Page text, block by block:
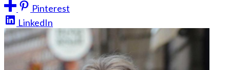
Pinterest
LinkedIn